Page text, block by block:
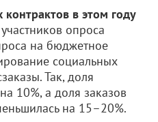
в этом году
опроса
на бюджетное
социальных
Так, доля
10%, а доля заказов
на 15–20%.